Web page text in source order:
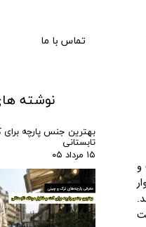
تماس با ما
نوشته
بهترین جنس پارچه برای
تابستانی
۱۵ مرداد ۰۵
و